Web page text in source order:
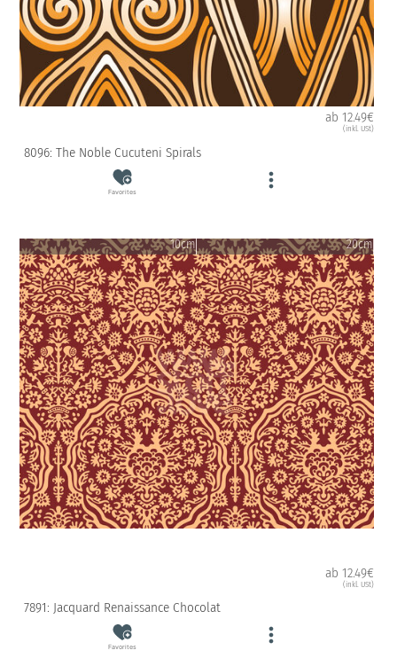
ab 12.49€
(inkl. USt)
8096: The Noble Cucuteni Spirals
Favorites
10cm 20cm
ab 12.49€
(inkl. USt)
7891: Jacquard Renaissance Chocolat
Favorites